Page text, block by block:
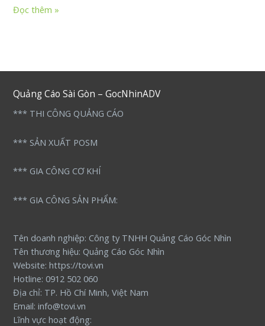
Xe
Đọc thêm »
Quảng Cáo Sài Gòn – GocNhinADV
*** THI CÔNG QUẢNG CÁO
*** SẢN XUẤT POSM
*** GIA CÔNG CƠ KHÍ
*** GIA CÔNG SẢN PHẨM:
Tên doanh nghiệp: Công ty TNHH Quảng Cáo Góc Nhìn
Tên thương hiệu: Quảng Cáo Góc Nhìn
Website: https://tovi.vn
Hotline: 0912 502 060
Địa chỉ: TP. Hồ Chí Minh, Việt Nam
Email: info@tovi.vn
Lĩnh vực hoạt động: